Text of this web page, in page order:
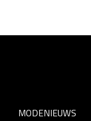
MODENIEUWS